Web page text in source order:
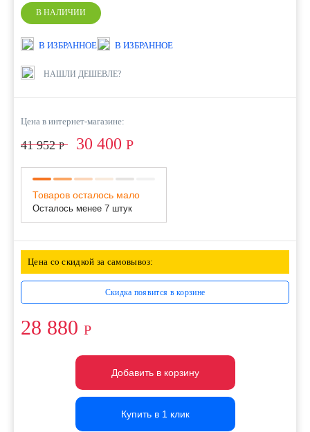
В НАЛИЧИИ
В ИЗБРАННОЕ В ИЗБРАННОЕ
НАШЛИ ДЕШЕВЛЕ?
Цена в интернет-магазине:
41 952Р 30 400 Р
Товаров осталось мало
Осталось менее 7 штук
Цена со скидкой за самовывоз:
Скидка появится в корзине
28 880 Р
Добавить в корзину
Добавить в корзину
Добавить в корзину
Купить в 1 клик
Купить в 1 клик
Купить в 1 клик